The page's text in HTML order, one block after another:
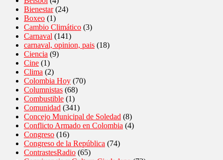
Bienestar(24)
Boxeo (1)
Cambio Climático (3)
Carnaval (141)
carnaval, opinion, pais (18)
Ciencia (9)
Cine (1)
Clima (2)
Colombia Hoy (70)
Columnistas (68)
Combustible (1)
Comunidad (341)
Concejo Municipal de Soledad (8)
Conflicto Armado en Colombia (4)
Congreso (16)
Congreso de la República (74)
ContrastesRadio (65)